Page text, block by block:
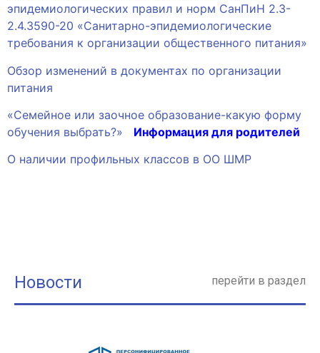
эпидемиологических правил и норм СанПиН 2.3-
2.4.3590-20 «Санитарно-эпидемиологические
требования к организации общественного питания»
Обзор изменений в документах по организации
питания
«Семейное или заочное образование-какую форму
обучения выбрать?» Информация для родителей
О наличии профильных классов в ОО ШМР
Новости перейти в раздел